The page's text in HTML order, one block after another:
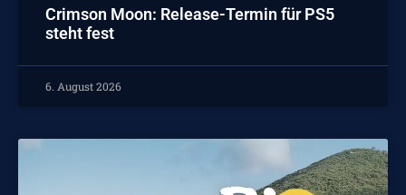
Crimson Moon: Release-Termin für PS5
steht fest
6. August 2026